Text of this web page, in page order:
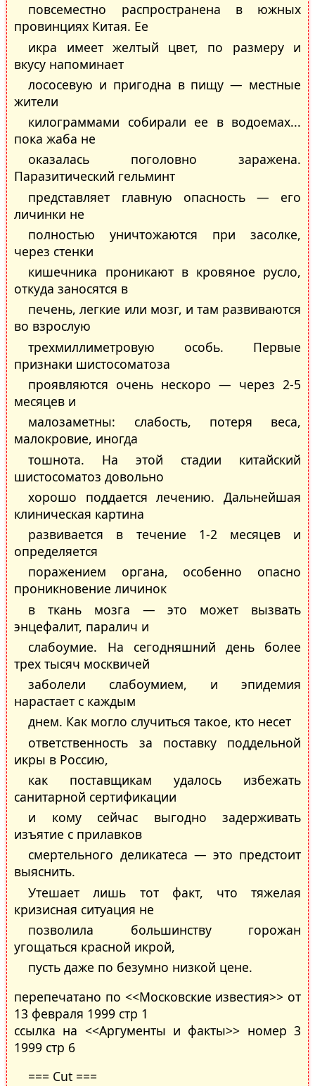
повсеместно распространена в южных
провинциях Китая. Ее
икра имеет желтый цвет, по размеру и
вкусу напоминает
лососевую и пригодна в пищу — местные
жители
килограммами собирали ее в водоемах...
пока жаба не
оказалась поголовно заражена.
Паразитический гельминт
представляет главную опасность — его
личинки не
полностью уничтожаются при засолке,
через стенки
кишечника проникают в кровяное русло,
откуда заносятся в
печень, легкие или мозг, и там развиваются
во взрослую
трехмиллиметровую особь. Первые
признаки шистосоматоза
проявляются очень нескоро — через 2-5
месяцев и
малозаметны: слабость, потеря веса,
малокровие, иногда
тошнота. На этой стадии китайский
шистосоматоз довольно
хорошо поддается лечению. Дальнейшая
клиническая картина
развивается в течение 1-2 месяцев и
определяется
поражением органа, особенно опасно
проникновение личинок
в ткань мозга — это может вызвать
энцефалит, паралич и
слабоумие. На сегодняшний день более
трех тысяч москвичей
заболели слабоумием, и эпидемия
нарастает с каждым
днем. Как могло случиться такое, кто несет
ответственность за поставку поддельной
икры в Россию,
как поставщикам удалось избежать
санитарной сертификации
и кому сейчас выгодно задерживать
изъятие с прилавков
смертельного деликатеса — это предстоит
выяснить.
Утешает лишь тот факт, что тяжелая
кризисная ситуация не
позволила большинству горожан
угощаться красной икрой,
пусть даже по безумно низкой цене.
перепечатано по <<Московские известия>> от
13 февраля 1999 стр 1
ссылка на <<Аргументы и факты>> номер 3
1999 стр 6
=== Cut ===